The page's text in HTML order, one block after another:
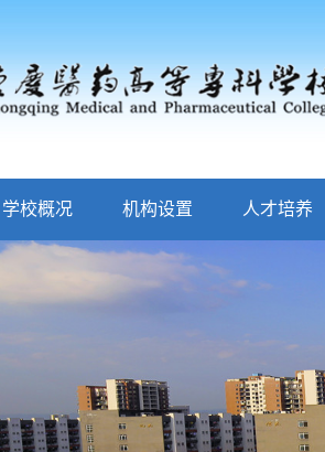
学校概况 机构设置 人才培养